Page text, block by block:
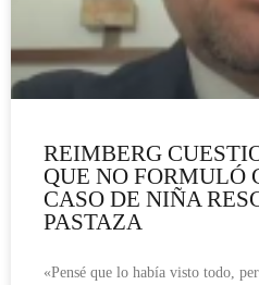
REIMBERG
QUE NO FORMULÓ
CASO DE NIÑA
PASTAZA
«Pensé que lo había visto todo,